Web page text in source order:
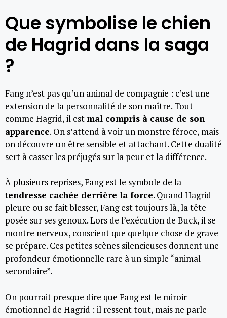
Que symbolise le chien
de Hagrid dans la saga
?
Fang n’est pas qu’un animal de compagnie : c’est une
extension de la personnalité de son maître. Tout
comme Hagrid, il est mal compris à cause de son
apparence. On s’attend à voir un monstre féroce, mais
on découvre un être sensible et attachant. Cette dualité
sert à casser les préjugés sur la peur et la différence.
À plusieurs reprises, Fang est le symbole de la
tendresse cachée derrière la force. Quand Hagrid
pleure ou se fait blesser, Fang est toujours là, la tête
posée sur ses genoux. Lors de l’exécution de Buck, il se
montre nerveux, conscient que quelque chose de grave
se prépare. Ces petites scènes silencieuses donnent une
profondeur émotionnelle rare à un simple “animal
secondaire”.
On pourrait presque dire que Fang est le miroir
émotionnel de Hagrid : il ressent tout, mais ne parle